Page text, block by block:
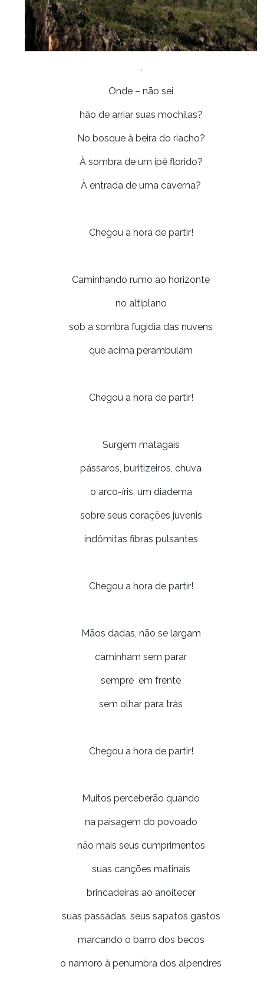
.
Onde – não sei
hão de arriar suas mochilas?
No bosque à beira do riacho?
À sombra de um ipê florido?
À entrada de uma caverna?
Chegou a hora de partir!
Caminhando rumo ao horizonte
no altiplano
sob a sombra fugidia das nuvens
que acima perambulam
Chegou a hora de partir!
Surgem matagais
pássaros, buritizeiros, chuva
o arco-íris, um diadema
sobre seus corações juvenis
indômitas fibras pulsantes
Chegou a hora de partir!
Mãos dadas, não se largam
caminham sem parar
sempre em frente
sem olhar para trás
Chegou a hora de partir!
Muitos perceberão quando
na paisagem do povoado
não mais seus cumprimentos
suas canções matinais
brincadeiras ao anoitecer
suas passadas, seus sapatos gastos
marcando o barro dos becos
o namoro à penumbra dos alpendres